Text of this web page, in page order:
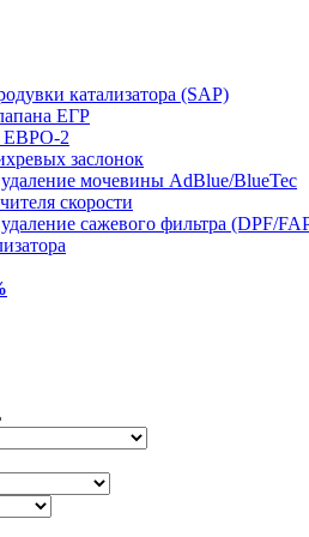
катализатора (SAP)
ЕГР
ЕВРО-2
заслонок
мочевины AdBlue/BlueTec
скорости
сажевого фильтра (DPF/